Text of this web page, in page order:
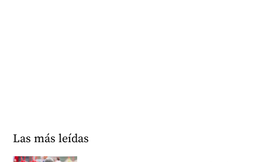
Las más leídas